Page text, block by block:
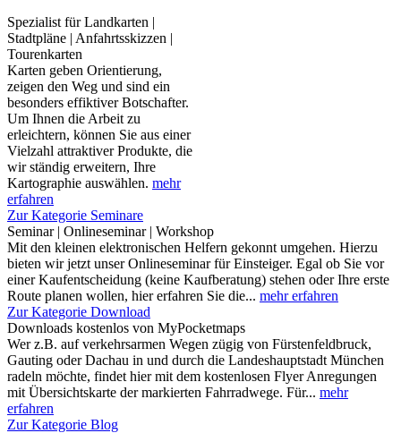
Spezialist für Landkarten |
Stadtpläne | Anfahrtsskizzen |
Tourenkarten
Karten geben Orientierung,
zeigen den Weg und sind ein
besonders effiktiver Botschafter.
Um Ihnen die Arbeit zu
erleichtern, können Sie aus einer
Vielzahl attraktiver Produkte, die
wir ständig erweitern, Ihre
Kartographie auswählen. mehr
erfahren
Zur Kategorie Seminare
Seminar | Onlineseminar | Workshop
Mit den kleinen elektronischen Helfern gekonnt umgehen. Hierzu
bieten wir jetzt unser Onlineseminar für Einsteiger. Egal ob Sie vor
einer Kaufentscheidung (keine Kaufberatung) stehen oder Ihre erste
Route planen wollen, hier erfahren Sie die... mehr erfahren
Zur Kategorie Download
Downloads kostenlos von MyPocketmaps
Wer z.B. auf verkehrsarmen Wegen zügig von Fürstenfeldbruck,
Gauting oder Dachau in und durch die Landeshauptstadt München
radeln möchte, findet hier mit dem kostenlosen Flyer Anregungen
mit Übersichtskarte der markierten Fahrradwege. Für... mehr
erfahren
Zur Kategorie Blog